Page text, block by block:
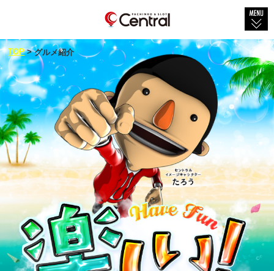
TOP
会社概要
店舗紹介
社会貢献
セントラル×グルメ
新台情報
物件紹介
採用情報
TOP>グルメ紹介